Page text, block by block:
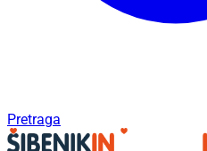
Pretraga